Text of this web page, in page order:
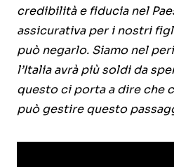
credibilità e fiducia nel
assicurativa per i nostri
può negarlo. Siamo nel
l’Italia avrà più soldi da
questo ci porta a dire che
può gestire questo